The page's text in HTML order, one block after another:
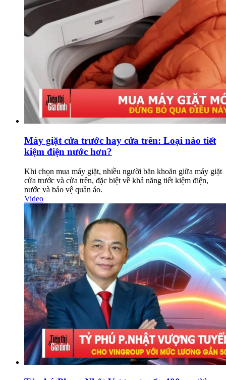
Máy giặt cửa trước hay cửa trên: Loại nào tiết
kiệm điện nước hơn?
Khi chọn mua máy giặt, nhiều người băn khoăn giữa máy giặt
cửa trước và cửa trên, đặc biệt về khả năng tiết kiệm điện,
nước và bảo vệ quần áo.
Video